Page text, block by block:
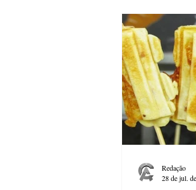
Redação
28 de jul.